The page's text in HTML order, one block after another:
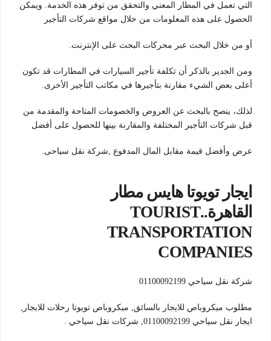
التي تعمل في المطار المعني والتحقق من توفر هذه الخدمة. ويمكن
الحصول على هذه المعلومات من خلال مواقع شركات التأجير
أو من خلال البحث عبر محركات البحث على الإنترنت.
ومن الجدير بالذكر أن تكلفة تأجير السيارات في المطارات قد تكون
أعلى بعض الشيء مقارنة بتأجيرها في مكاتب التأجير الأخرى.
لذلك، ينصح بالبحث عن العروض والخصومات المتاحة والمقدمة من
قبل شركات التأجير المختلفة والمقارنة بينها للحصول على أفضل
عرض وأفضل قيمة مقابل المال المدفوع ,شركة نقل سياحى.
ايجار تويوتا هايس مطار
القاهرة..TOURIST
TRANSPORTATION
COMPANIES
شركة نقل سياحي 01100092199
مطلوب ميكروباص للايجار بالسائق, ميكروباص تويوتا رحلات للايجار,
ايجار نقل سياحي 01100092199, شركات نقل سياحي .